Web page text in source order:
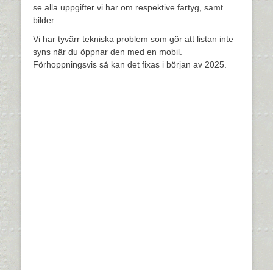
se alla uppgifter vi har om respektive fartyg, samt
bilder.
Vi har tyvärr tekniska problem som gör att listan inte
syns när du öppnar den med en mobil.
Förhoppningsvis så kan det fixas i början av 2025.